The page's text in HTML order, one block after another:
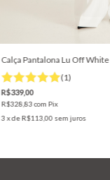
Calça Pantalona Lu Off White
(1)
R$339,00
R$328,83com Pix
3 x deR$113,00 sem juros